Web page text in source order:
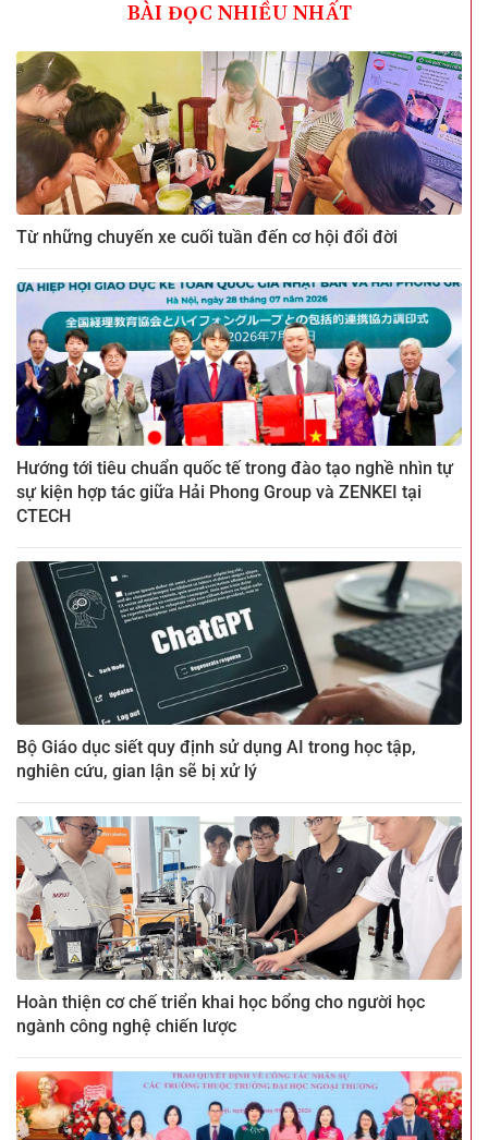
BÀI ĐỌC NHIỀU NHẤT
Từ những chuyến xe cuối tuần đến cơ hội đổi đời
Hướng tới tiêu chuẩn quốc tế trong đào tạo nghề nhìn tự
sự kiện hợp tác giữa Hải Phong Group và ZENKEI tại
CTECH
Bộ Giáo dục siết quy định sử dụng AI trong học tập,
nghiên cứu, gian lận sẽ bị xử lý
Hoàn thiện cơ chế triển khai học bổng cho người học
ngành công nghệ chiến lược